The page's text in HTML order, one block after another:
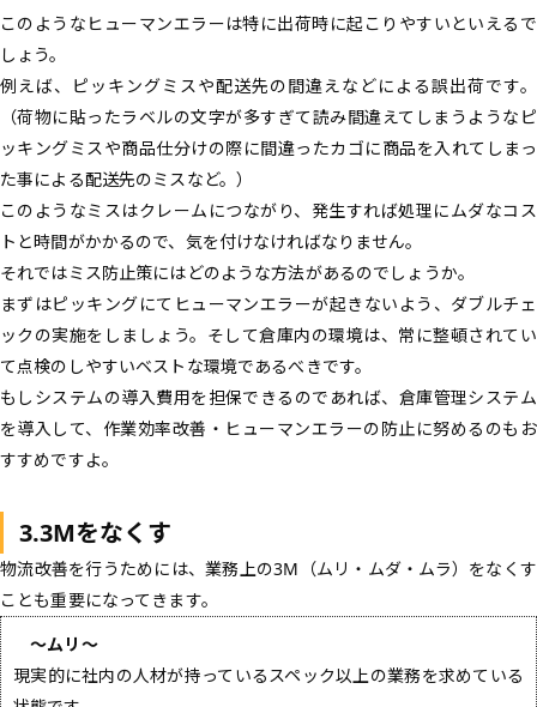
このようなヒューマンエラーは特に出荷時に起こりやすいといえるで
しょう。
例えば、ピッキングミスや配送先の間違えなどによる誤出荷です。
（荷物に貼ったラベルの文字が多すぎて読み間違えてしまうようなピ
ッキングミスや商品仕分けの際に間違ったカゴに商品を入れてしまっ
た事による配送先のミスなど。）
このようなミスはクレームにつながり、発生すれば処理にムダなコス
トと時間がかかるので、気を付けなければなりません。
それではミス防止策にはどのような方法があるのでしょうか。
まずはピッキングにてヒューマンエラーが起きないよう、ダブルチェ
ックの実施をしましょう。そして倉庫内の環境は、常に整頓されてい
て点検のしやすいベストな環境であるべきです。
もしシステムの導入費用を担保できるのであれば、倉庫管理システム
を導入して、作業効率改善・ヒューマンエラーの防止に努めるのもお
すすめですよ。
3.3Mをなくす
物流改善を行うためには、業務上の3M（ムリ・ムダ・ムラ）をなくす
ことも重要になってきます。
〜ムリ〜
現実的に社内の人材が持っているスペック以上の業務を求めている